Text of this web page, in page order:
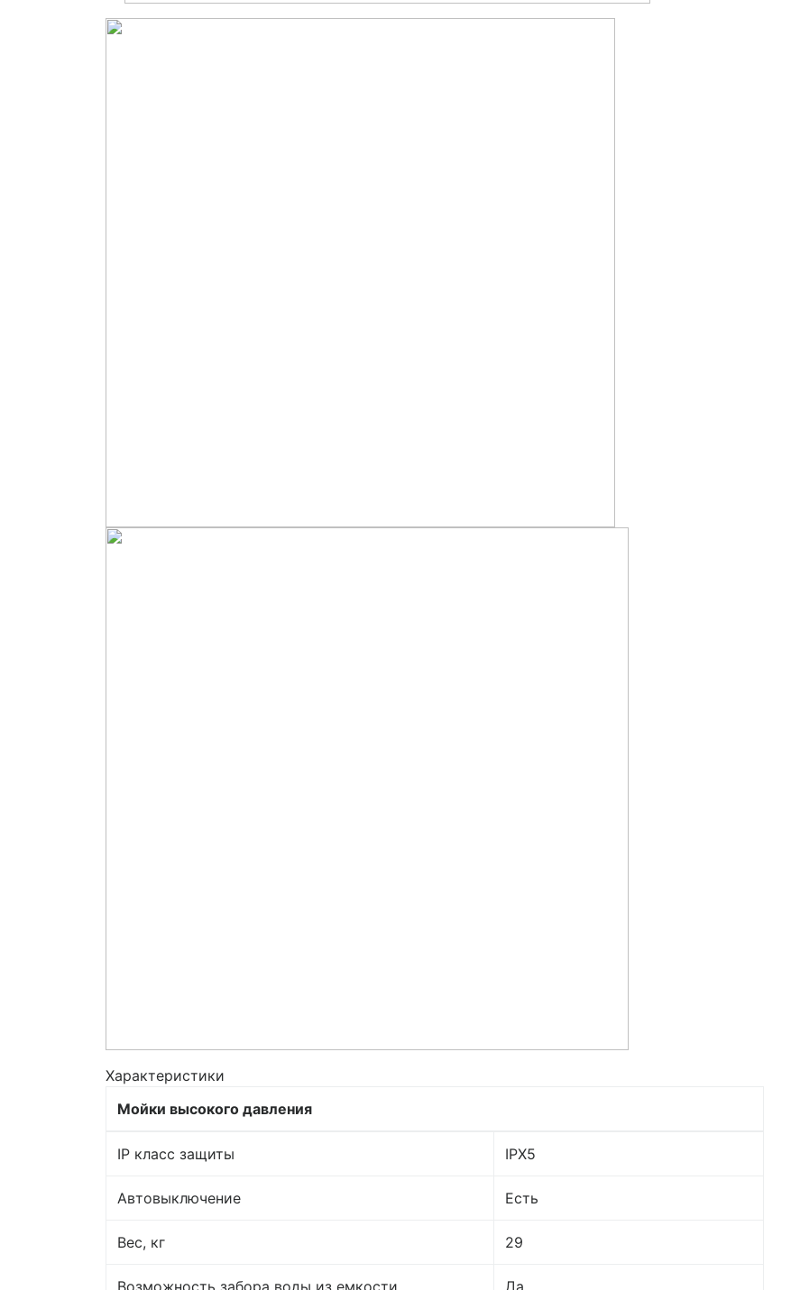
Характеристики
Мойки высокого давления
IP класс защиты IPX5
Автовыключение Есть
Вес, кг 29